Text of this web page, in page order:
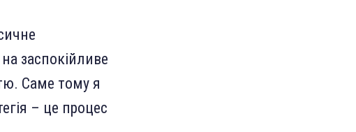
заспокійливе
Саме тому я
– це процес